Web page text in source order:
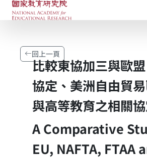
國家教育研究院-研究
回上一頁
比較東協加三與歐
協定、美洲自由貿
與高等教育之相關
A Comparative
EU, NAFTA, FTAA